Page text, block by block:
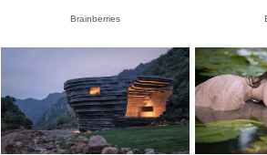
Brainberries